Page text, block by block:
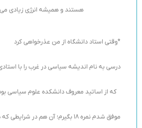
هستند و همیشه انرژی زیادی
*وقتی استاد دانشگاه از من عذرخواهی کرد
درسی به نام اندیشه سیاسی در غرب را با
که از اساتید معروف دانشکده علوم سیاسی